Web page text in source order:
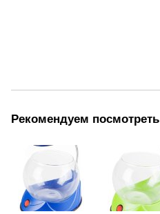
Рекомендуем посмотреть